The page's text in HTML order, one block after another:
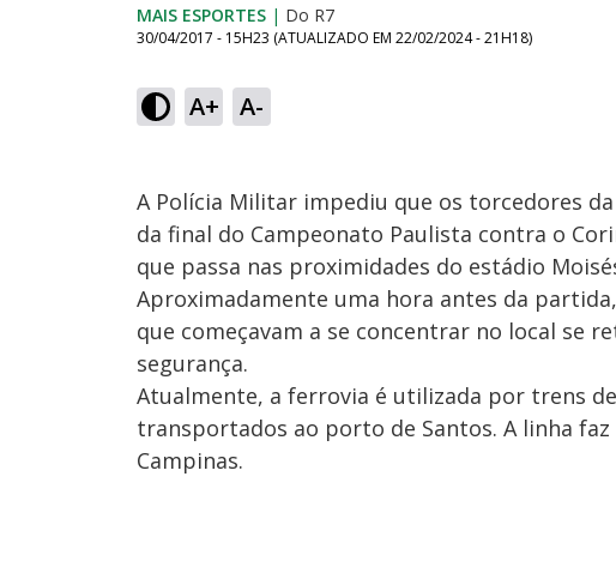
MAIS ESPORTES | Do R7
30/04/2017 - 15H23 (ATUALIZADO EM 22/02/2024 - 21H18)
A+ A-
A Polícia Militar impediu que os torcedores
da final do Campeonato Paulista contra o
que passa nas proximidades do estádio
Aproximadamente uma hora antes da
que começavam a se concentrar no local se
segurança.
Atualmente, a ferrovia é utilizada por trens
transportados ao porto de Santos. A linha faz
Campinas.